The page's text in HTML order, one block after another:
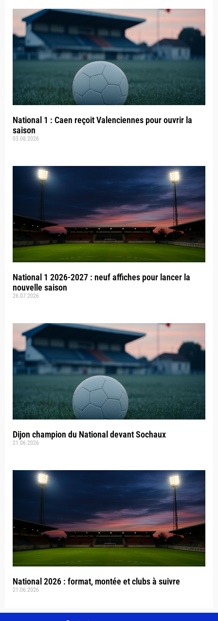
National 1 : Caen reçoit Valenciennes pour ouvrir la
saison
03.08.2026
National 1 2026-2027 : neuf affiches pour lancer la
nouvelle saison
26.07.2026
Dijon champion du National devant Sochaux
21.06.2026
National 2026 : format, montée et clubs à suivre
21.06.2026